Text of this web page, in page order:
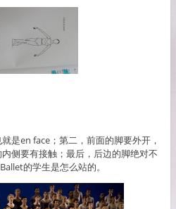
是en face；第二，前面的脚要外开，
侧要有接触；最后，后边的脚绝对不
的学生是怎么站的。